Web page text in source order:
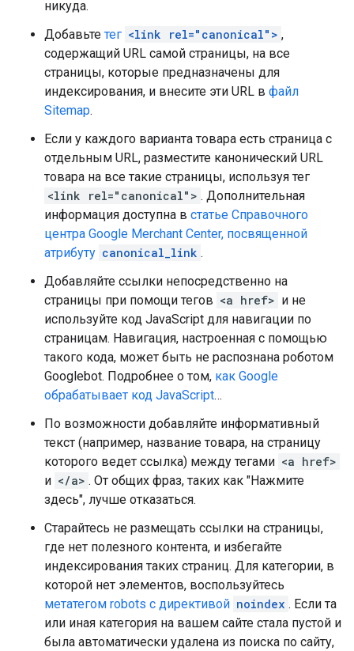
никуда.
Добавьте тег <link rel="canonical"> ,
содержащий URL самой страницы, на все
страницы, которые предназначены для
индексирования, и внесите эти URL в файл
Sitemap.
Если у каждого варианта товара есть страница с
отдельным URL, разместите канонический URL
товара на все такие страницы, используя тег
<link rel="canonical"> . Дополнительная
информация доступна в статье Справочного
центра Google Merchant Center, посвященной
атрибуту canonical_link .
Добавляйте ссылки непосредственно на
страницы при помощи тегов <a href> и не
используйте код JavaScript для навигации по
страницам. Навигация, настроенная с помощью
такого кода, может быть не распознана роботом
Googlebot. Подробнее о том, как Google
обрабатывает код JavaScript…
По возможности добавляйте информативный
текст (например, название товара, на страницу
которого ведет ссылка) между тегами <a href>
и </a> . От общих фраз, таких как "Нажмите
здесь", лучше отказаться.
Старайтесь не размещать ссылки на страницы,
где нет полезного контента, и избегайте
индексирования таких страниц. Для категории, в
которой нет элементов, воспользуйтесь
метатегом robots с директивой noindex . Если та
или иная категория на вашем сайте стала пустой и
была автоматически удалена из поиска по сайту,